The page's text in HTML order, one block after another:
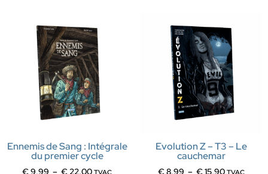
Ennemis de Sang : Intégrale
du premier cycle
€9,99 – € 22,00 TVAC
Evolution Z – T3 – Le
cauchemar
€8,99 – €15,90 TVAC